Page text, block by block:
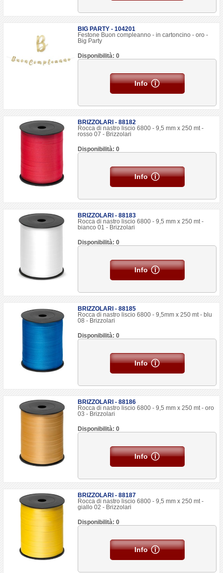
BIG PARTY - 104201
Festone Buon compleanno - in cartoncino - oro -
Big Party
Disponibilità: 0
Info
BRIZZOLARI - 88182
Rocca di nastro liscio 6800 - 9,5 mm x 250 mt -
rosso 07 - Brizzolari
Disponibilità: 0
Info
BRIZZOLARI - 88183
Rocca di nastro liscio 6800 - 9,5 mm x 250 mt -
bianco 01 - Brizzolari
Disponibilità: 0
Info
BRIZZOLARI - 88185
Rocca di nastro liscio 6800 - 9,5mm x 250 mt - blu
08 - Brizzolari
Disponibilità: 0
Info
BRIZZOLARI - 88186
Rocca di nastro liscio 6800 - 9,5 mm x 250 mt - oro
03 - Brizzolari
Disponibilità: 0
Info
BRIZZOLARI - 88187
Rocca di nastro liscio 6800 - 9,5 mm x 250 mt -
giallo 02 - Brizzolari
Disponibilità: 0
Info